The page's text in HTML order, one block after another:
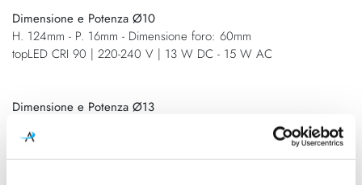
Dimensione e Potenza Ø10
H. 124mm - P. 16mm - Dimensione foro: 60mm
topLED CRI 90 | 220-240 V | 13 W DC - 15 W AC
Dimensione e Potenza Ø13
topLED CRI 90 | 220-240 V | 21 W DC - 24 W AC